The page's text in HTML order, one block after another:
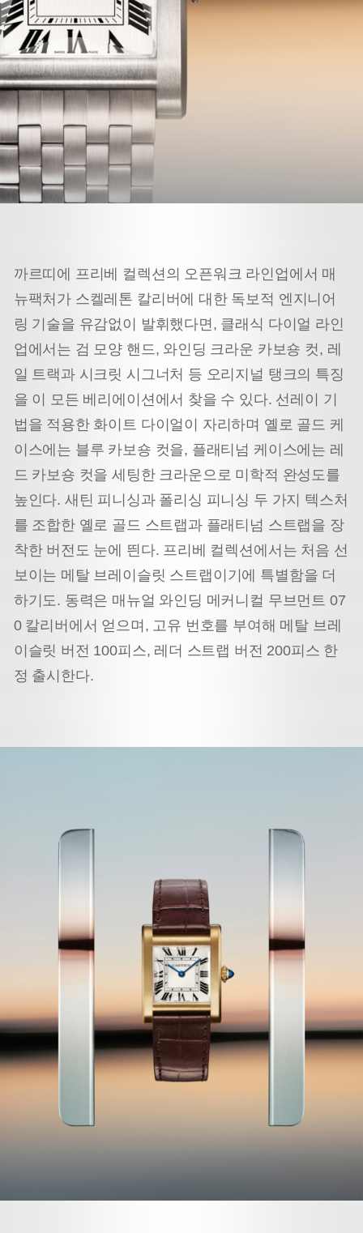
까르띠에 프리베 컬렉션의 오픈워크 라인업에서 매
뉴팩처가 스켈레톤 칼리버에 대한 독보적 엔지니어
링 기술을 유감없이 발휘했다면, 클래식 다이얼 라인
업에서는 검 모양 핸드, 와인딩 크라운 카보숑 컷, 레
일 트랙과 시크릿 시그너처 등 오리지널 탱크의 특징
을 이 모든 베리에이션에서 찾을 수 있다. 선레이 기
법을 적용한 화이트 다이얼이 자리하며 옐로 골드 케
이스에는 블루 카보숑 컷을, 플래티넘 케이스에는 레
드 카보숑 컷을 세팅한 크라운으로 미학적 완성도를
높인다. 새틴 피니싱과 폴리싱 피니싱 두 가지 텍스처
를 조합한 옐로 골드 스트랩과 플래티넘 스트랩을 장
착한 버전도 눈에 띈다. 프리베 컬렉션에서는 처음 선
보이는 메탈 브레이슬릿 스트랩이기에 특별함을 더
하기도. 동력은 매뉴얼 와인딩 메커니컬 무브먼트 07
0 칼리버에서 얻으며, 고유 번호를 부여해 메탈 브레
이슬릿 버전 100피스, 레더 스트랩 버전 200피스 한
정 출시한다.